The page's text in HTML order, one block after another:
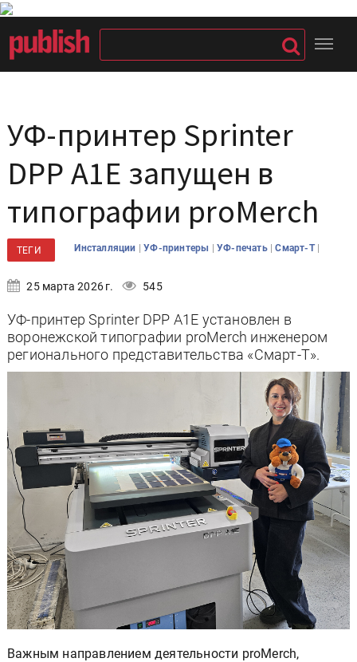
УФ-принтер Sprinter
DPP A1E запущен в
типографии proMerch
ТЕГИ Инсталляции |УФ-принтеры |УФ-печать |Смарт-Т |
25 марта 2026 г. 545
УФ-принтер Sprinter DPP A1E установлен в
воронежской типографии proMerch инженером
регионального представительства «Смарт-Т».
Важным направлением деятельности proMerch,